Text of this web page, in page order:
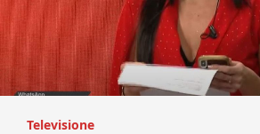
Televisione